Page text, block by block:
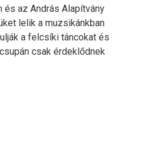
és az András Alapítvány
lelik a muzsikánkban
a felcsíki táncokat és
csak érdeklődnek